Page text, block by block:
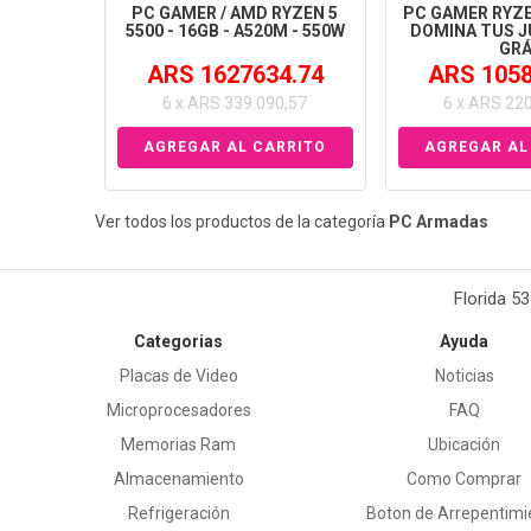
PC GAMER / AMD RYZEN 5
5500 - 16GB - A520M - 550W
ARS 1627634.74
6 x ARS 339.090,57
PC GAMER
DOMINA TUS
GRÁ
ARS
6 x ARS
Ver todos los productos de la categoría PC Armadas
Florida
Categorias
Placas de Video
Microprocesadores
Memorias Ram
Almacenamiento
Refrigeración
Ayuda
Noticias
FAQ
Ubicación
Como Comprar
Boton de